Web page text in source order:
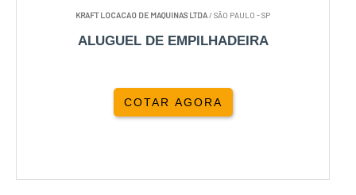
KRAFT LOCACAO DE MAQUINAS LTDA/ SÃO PAULO - SP
ALUGUEL DE EMPILHADEIRA
COTAR AGORA